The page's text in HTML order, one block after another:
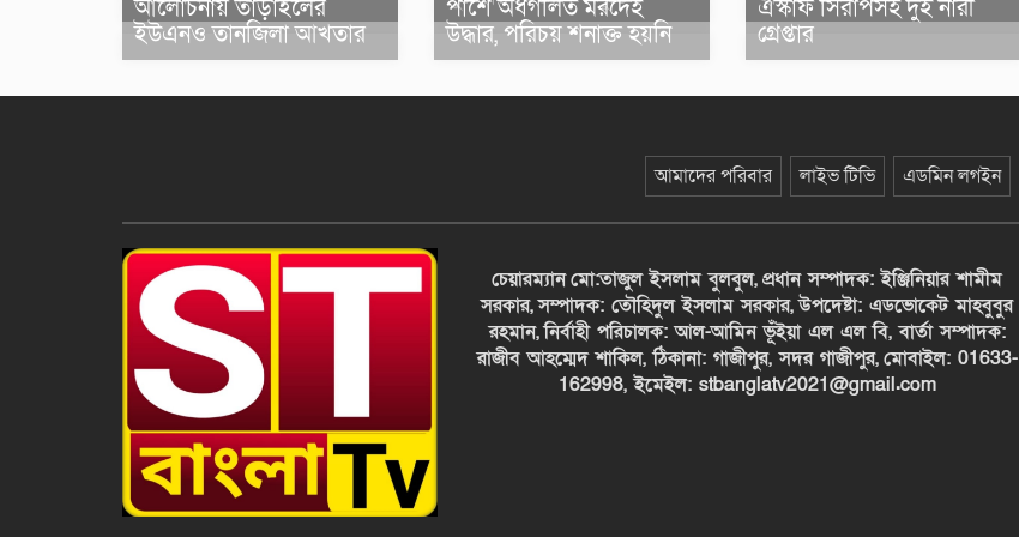
আলোচনায় তাড়াইলের
ইউএনও তানজিলা আখতার
পাশে অর্ধগলিত মরদেহ
উদ্ধার, পরিচয় শনাক্ত হয়নি
এস্কাফ সিরাপসহ দুই নারী
গ্রেপ্তার
আমাদের পরিবার লাইভ টিভি এডমিন লগইন
চেয়ারম্যানমো:তাজুল ইসলাম বুলবুল,প্রধান সম্পাদক: ইঞ্জিনিয়ার শামীম
সরকার,সম্পাদক: তৌহিদুল ইসলাম সরকার,উপদেষ্টা: এডভোকেট মাহবুবুর
রহমান,নির্বাহী পরিচালক: আল-আমিন ভূঁইয়া এল এল বি, বার্তা সম্পাদক:
রাজীব আহম্মেদ শাকিল, ঠিকানা: গাজীপুর, সদর গাজীপুর,মোবাইল: 01633-
162998, ইমেইল: stbanglatv2021@gmail.com